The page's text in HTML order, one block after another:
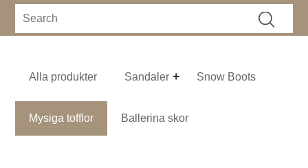
Alla produkter Sandaler Snow Boots
Mysiga tofflor Ballerina skor